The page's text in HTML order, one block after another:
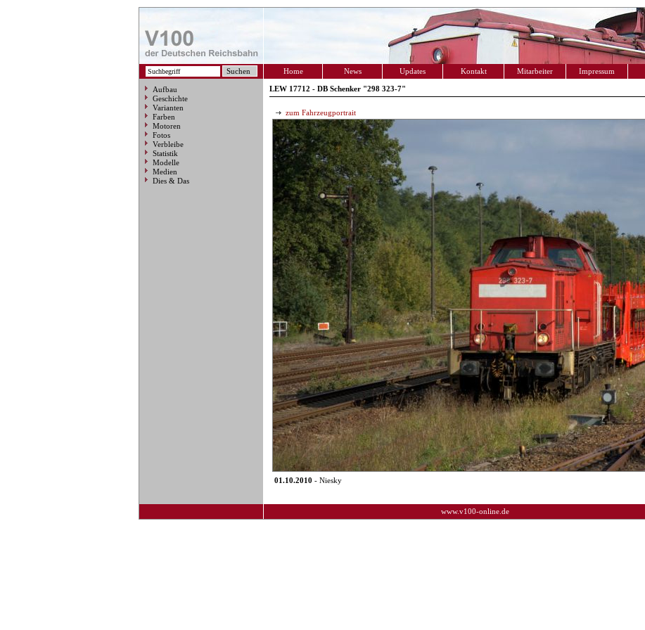
Home News Updates Kontakt Mitarbeiter Impressum
Aufbau
Geschichte
Varianten
Farben
Motoren
Fotos
Verbleibe
Statistik
Modelle
Medien
Dies & Das
LEW 17712 - DB Schenker "298 323-7"
zum Fahrzeugportrait
01.10.2010 - Niesky
www.v100-online.de